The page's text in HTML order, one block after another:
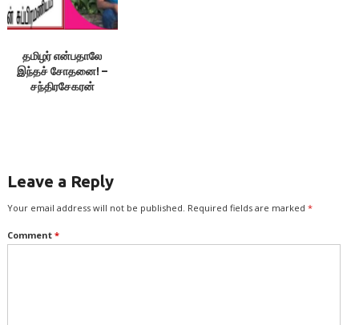
தமிழர் என்பதாலே
இந்தச் சோதனை! –
சந்திரசேகரன்
Leave a Reply
Your email address will not be published. Required fields are marked *
Comment *